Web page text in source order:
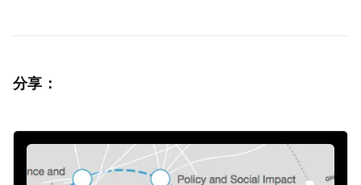
分享：